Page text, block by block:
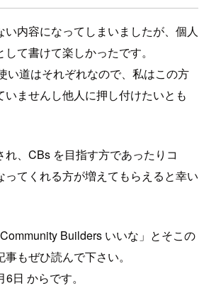
い内容になってしまいましたが、個人
て書けて楽しかったです。
い道はそれぞれなので、私はこの方
ませんし他人に押し付けたいとも
れ、CBs を目指す方であったりコ
ってくれる方が増えてもらえると幸い
Builders いいな」とそこの
もぜひ読んで下さい。
日 からです。